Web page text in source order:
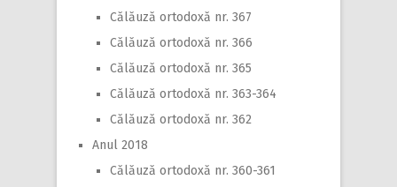
Călăuză ortodoxă nr. 367
Călăuză ortodoxă nr. 366
Călăuză ortodoxă nr. 365
Călăuză ortodoxă nr. 363-364
Călăuză ortodoxă nr. 362
Anul 2018
Călăuză ortodoxă nr. 360-361